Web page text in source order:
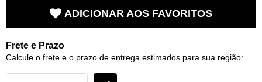
ADICIONAR AOS FAVORITOS
Frete e Prazo
Calcule o frete e o prazo de entrega estimados para sua região: